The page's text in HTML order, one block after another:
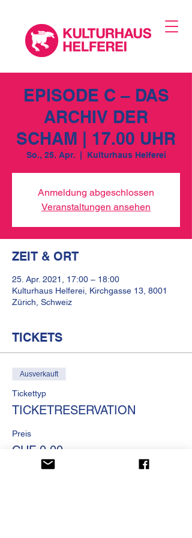
EPISODE C – DAS
ARCHIV DER
SCHAM | 17.00 UHR
So., 25. Apr.
  |
Kulturhaus Helferei
Anmeldung abgeschlossen
Veranstaltungen ansehen
ZEIT & ORT
25. Apr. 2021, 17:00 – 18:00
Kulturhaus Helferei, Kirchgasse 13, 8001
Zürich, Schweiz
TICKETS
Ausverkauft
Tickettyp
TICKETRESERVATION
Preis
CHF 0.00